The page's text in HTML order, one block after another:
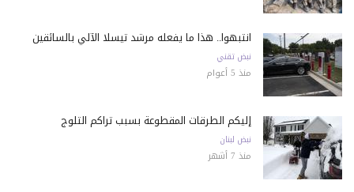
انتبهوا.. هذا ما يفعله مرشد تيسلا الآلي بالسائقين
نبض تقني
منذ 5 أعوام
إليكم الطرقات المقطوعة بسبب تراكم الثلوج
نبض لبنان
منذ 7 أشهر